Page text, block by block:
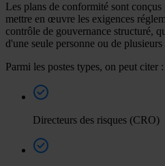
Les plans de conformité sont conçus
mettre en œuvre les exigences
contrôle de gouvernance structuré,
d'une seule personne ou de plusieurs
Parmi les postes types, on peut citer :
Directeurs des risques (CRO)